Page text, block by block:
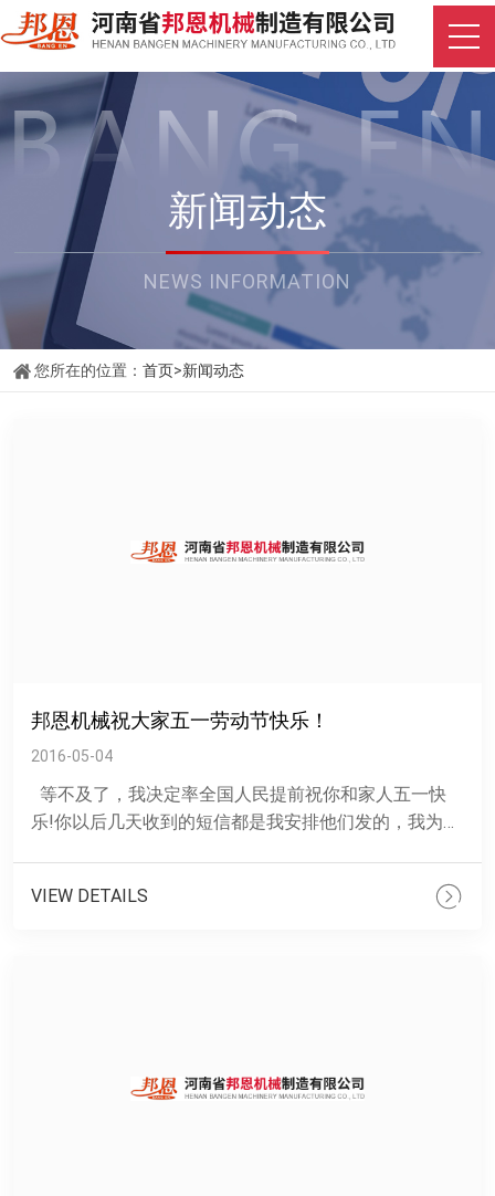
新闻动态
NEWS INFORMATION
您所在的位置： 首页>新闻动态
邦恩机械祝大家五一劳动节快乐！
2016-05-04
等不及了，我决定率全国人民提前祝你和家人五一快
乐!你以后几天收到的短信都是我安排他们发的，我为人
VIEW DETAILS